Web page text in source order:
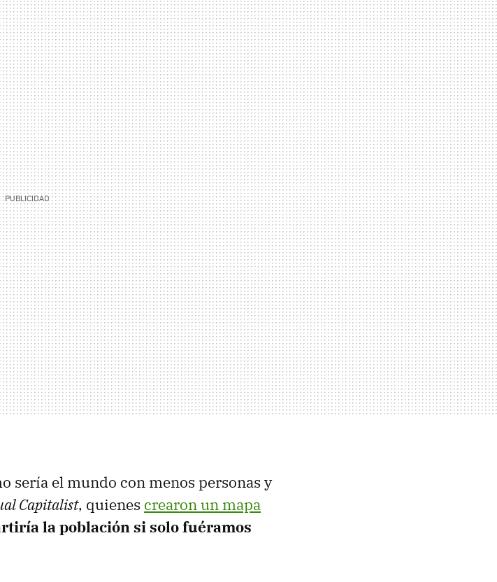
sería el mundo con menos personas y
Capitalist, quienes crearon un mapa
la población si solo fuéramos